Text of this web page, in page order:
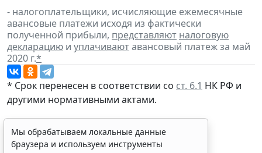
- налогоплательщики, исчисляющие ежемесячные
авансовые платежи исходя из фактически
полученной прибыли, представляют налоговую
декларацию и уплачиваютавансовый платеж за май
2020 г.*
* Срок перенесен в соответствии со ст. 6.1 НК РФ и
другими нормативными актами.
Мы обрабатываем локальные данные
браузера и используем инструменты